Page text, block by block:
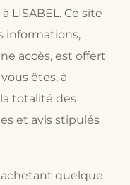
LISABEL. Ce site
informations,
accès, est offert
êtes, à
totalité des
et avis stipulés
quelque